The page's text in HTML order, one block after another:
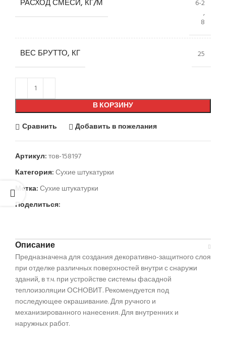
РАСХОД СМЕСИ, КГ/М
6-2
,
8
ВЕС БРУТТО, КГ 25
В КОРЗИНУ
Сравнить
Добавить в пожелания
Артикул:тов-158197
Категория:Сухие штукатурки
Метка:Сухие штукатурки
Поделиться:
Описание
Предназначена для создания декоративно-защитного слоя
при отделке различных поверхностей внутри с снаружи
зданий, в т.ч. при устройстве системы фасадной
теплоизоляции ОСНОВИТ. Рекомендуется под
последующее окрашивание. Для ручного и
механизированного нанесения. Для внутренних и
наружных работ.